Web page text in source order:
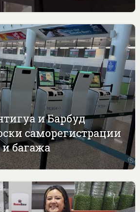
и Барбуд
саморегистрации
багажа